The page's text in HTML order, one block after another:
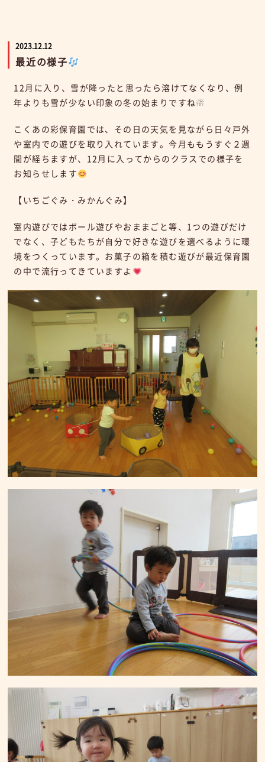
2023.12.12
最近の様子
12月に入り、雪が降ったと思ったら溶けてなくなり、例
年よりも雪が少ない印象の冬の始まりですね☃
こくあの彩保育園では、その日の天気を見ながら日々戸外
や室内での遊びを取り入れています。今月ももうすぐ２週
間が経ちますが、12月に入ってからのクラスでの様子を
お知らせします
【いちごぐみ・みかんぐみ】
室内遊びではボール遊びやおままごと等、1つの遊びだけ
でなく、子どもたちが自分で好きな遊びを選べるように環
境をつくっています。お菓子の箱を積む遊びが最近保育園
の中で流行ってきていますよ